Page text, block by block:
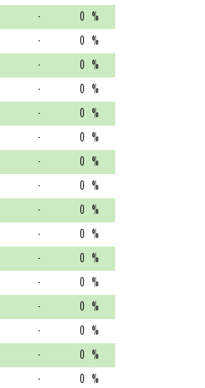
- 0 %
- 0 %
- 0 %
- 0 %
- 0 %
- 0 %
- 0 %
- 0 %
- 0 %
- 0 %
- 0 %
- 0 %
- 0 %
- 0 %
- 0 %
- 0 %